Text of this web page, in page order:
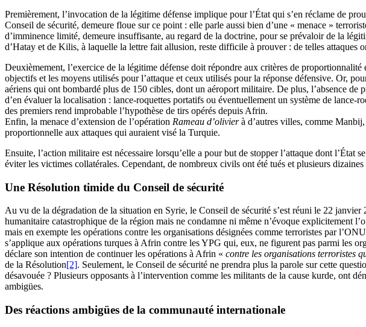
Premièrement, l’invocation de la légitime défense implique pour l’État qui s’en réclame de
Conseil de sécurité, demeure floue sur ce point : elle parle aussi bien d’une « menace »
d’imminence limité, demeure insuffisante, au regard de la doctrine, pour se prévaloir de la
d’Hatay et de Kilis, à laquelle la lettre fait allusion, reste difficile à prouver : de telles attaques
Deuxièmement, l’exercice de la légitime défense doit répondre aux critères de
objectifs et les moyens utilisés pour l’attaque et ceux utilisés pour la réponse défensive. Or,
aériens qui ont bombardé plus de 150 cibles, dont un aéroport militaire. De plus, l’absence
d’en évaluer la localisation : lance-roquettes portatifs ou éventuellement un système de
des premiers rend improbable l’hypothèse de tirs opérés depuis Afrin.
Enfin, la menace d’extension de l’opération Rameau d’olivierà d’autres villes, comme
proportionnelle aux attaques qui auraient visé la Turquie.
Ensuite, l’action militaire est nécessaire lorsqu’elle a pour but de stopper l’attaque dont
éviter les victimes collatérales. Cependant, de nombreux civils ont été tués et plusieurs
Une Résolution timide du Conseil de sécurité
Au vu de la dégradation de la situation en Syrie, le Conseil de sécurité s’est réuni le 22
humanitaire catastrophique de la région mais ne condamne ni même n’évoque explicitement
mais en exempte les opérations contre les organisations désignées comme terroristes par
s’applique aux opérations turques à Afrin contre les YPG qui, eux, ne figurent pas parmi les
déclare son intention de continuer les opérations à Afrin « contre les organisations terroristes
de la Résolution[2]. Seulement, le Conseil de sécurité ne prendra plus la parole sur cette
désavouée ? Plusieurs opposants à l’intervention comme les militants de la cause kurde, ont
ambigües.
Des réactions ambigües de la communauté internationale